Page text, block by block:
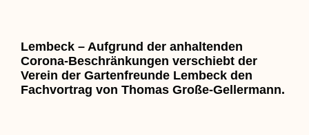
Lembeck – Aufgrund der anhaltenden
Corona-Beschränkungen verschiebt der
Verein der Gartenfreunde Lembeck den
Fachvortrag von Thomas Große-Gellermann.